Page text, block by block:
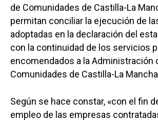
de Comunidades de Castilla-La
permitan conciliar la ejecución de
adoptadas en la declaración del
con la continuidad de los servicios
encomendados a la Administración
Comunidades de Castilla-La
Según se hace constar, «con el fin
empleo de las empresas